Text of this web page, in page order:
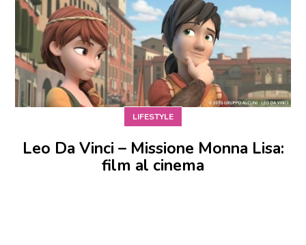
LIFESTYLE
Leo Da Vinci – Missione Monna Lisa:
film al cinema